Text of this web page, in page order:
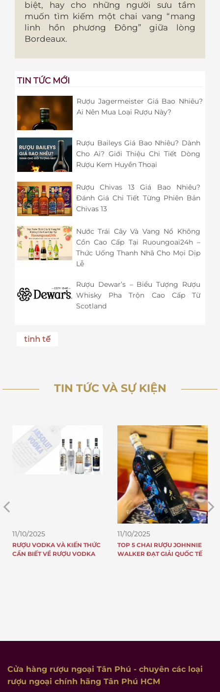
biệt, hay cho những người sưu tầm
muốn tìm kiếm một chai vang “mang
linh hồn phương Đông” giữa lòng
Bordeaux.
TIN TỨC MỚI
Rượu Jagermeister Giá Bao Nhiêu?
Ai Nên Mua Loại Rượu Này?
Rượu Baileys Giá Bao Nhiêu? Dành
Cho Ai? Giới Thiệu Chi Tiết Dòng
Rượu Kem Huyền Thoại
Rượu Chivas 13 Giá Bao Nhiêu?
Đánh Giá Chi Tiết Từng Phiên Bản
Chivas 13
Nước Trái Cây Và Vang Nổ Không
Cồn Cao Cấp Tại Ruoungoai24h –
Thức Uống Thanh Nhã Cho Mọi Dịp
Lễ
Rượu Dewar’s – Biểu Tượng Rượu
Whisky Pha Trộn Cao Cấp Từ
Scotland
tinh tế
TIN TỨC VÀ SỰ KIỆN
11/10/2025
RƯỢU VODKA VÀ KIẾN THỨC
CẦN BIẾT VỀ RƯỢU VODKA
11/10/2025
TOP 5 CHAI RƯỢU JOHNNIE
WALKER ĐẠT GIẢI QUỐC TẾ
Cửa hàng rượu ngoại Tân Phú - chuyên các loại
rượu ngoại chính hãng Tân Phú HCM